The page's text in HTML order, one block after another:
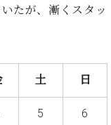
たが、漸くスタッ
土 日
5 6